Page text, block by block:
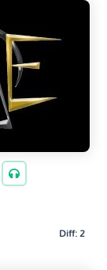
Diff: 2